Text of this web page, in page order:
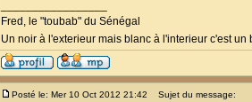
Fred, le "toubab" du Sénégal
Un noir à l'exterieur mais blanc à l'interieur c'est
Posté le: Mer 10 Oct 2012 21:42 Sujet du message: